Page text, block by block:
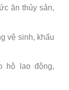
ăn thủy sản,
vệ sinh, khẩu
hộ lao động,